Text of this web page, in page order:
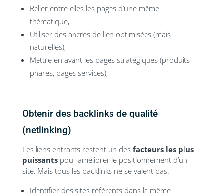
Relier entre elles les pages d’une même
thématique,
Utiliser des ancres de lien optimisées (mais
naturelles),
Mettre en avant les pages stratégiques (produits
phares, pages services),
Obtenir des backlinks de qualité
(netlinking)
Les liens entrants restent un des facteurs les plus
puissantspour améliorer le positionnement d’un
site. Mais tous les backlinks ne se valent pas.
Identifier des sites référents dans la même